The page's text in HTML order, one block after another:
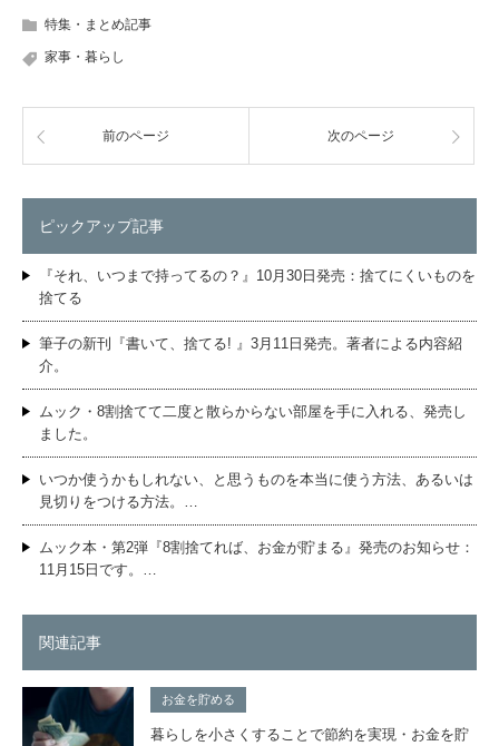
特集・まとめ記事
家事・暮らし
前のページ 次のページ
ピックアップ記事
『それ、いつまで持ってるの？』10月30日発売：捨てにくいものを
捨てる
筆子の新刊『書いて、捨てる! 』3月11日発売。著者による内容紹
介。
ムック・8割捨てて二度と散らからない部屋を手に入れる、発売し
ました。
いつか使うかもしれない、と思うものを本当に使う方法、あるいは
見切りをつける方法。…
ムック本・第2弾『8割捨てれば、お金が貯まる』発売のお知らせ：
11月15日です。…
関連記事
お金を貯める
暮らしを小さくすることで節約を実現・お金を貯